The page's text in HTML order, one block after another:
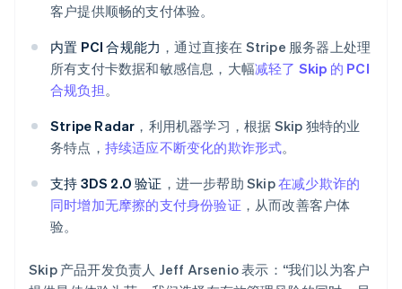
客户提供顺畅的支付体验。
内置 PCI 合规能力 ，通过直接在 Stripe 服务器上处理
所有支付卡数据和敏感信息，大幅减轻了 Skip 的 PCI
合规负担 。
Stripe Radar ，利用机器学习，根据 Skip 独特的业
务特点， 持续适应不断变化的欺诈形式。
支持 3DS 2.0 验证 ，进一步帮助 Skip在减少欺诈的
同时增加无摩擦的支付身份验证 ，从而改善客户体
验。
Skip 产品开发负责人 Jeff Arsenio 表示：“我们以为客户